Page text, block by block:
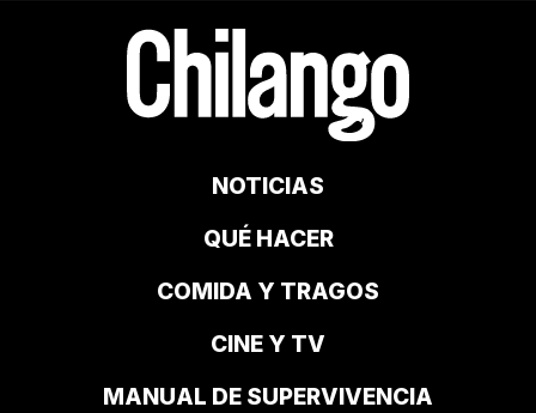
NOTICIAS
QUÉ HACER
COMIDA Y TRAGOS
CINE Y TV
MANUAL DE SUPERVIVENCIA